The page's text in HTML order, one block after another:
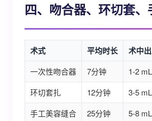
四、吻合器、环切套
术式 平均时长 术中
一次性吻合器 7分钟 1-2 mL
环切套扎
12分钟 3-5 mL
手工美容缝合
25分钟 5-8 mL